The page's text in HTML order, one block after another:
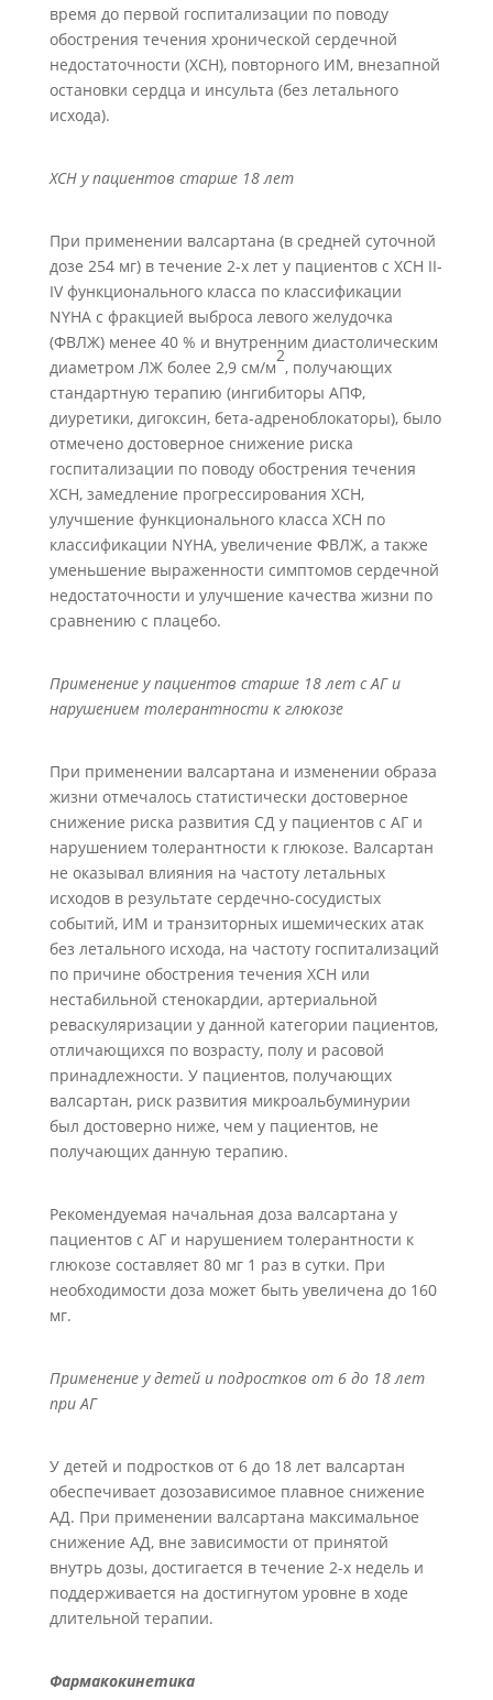
время до первой госпитализации по поводу
обострения течения хронической сердечной
недостаточности (ХСН), повторного ИМ, внезапной
остановки сердца и инсульта (без летального
исхода).
ХСН у пациентов старше 18 лет
При применении валсартана (в средней суточной
дозе 254 мг) в течение 2-х лет у пациентов с ХСН II-
IV функционального класса по классификации
NYHA с фракцией выброса левого желудочка
(ФВЛЖ) менее 40 % и внутренним диастолическим
диаметром ЛЖ более 2,9 см/м
2
, получающих
стандартную терапию (ингибиторы АПФ,
диуретики, дигоксин, бета-адреноблокаторы), было
отмечено достоверное снижение риска
госпитализации по поводу обострения течения
ХСН, замедление прогрессирования ХСН,
улучшение функционального класса ХСН по
классификации NYHA, увеличение ФВЛЖ, а также
уменьшение выраженности симптомов сердечной
недостаточности и улучшение качества жизни по
сравнению с плацебо.
Применение у пациентов старше 18 лет с АГ и
нарушением толерантности к глюкозе
При применении валсартана и изменении образа
жизни отмечалось статистически достоверное
снижение риска развития СД у пациентов с АГ и
нарушением толерантности к глюкозе. Валсартан
не оказывал влияния на частоту летальных
исходов в результате сердечно-сосудистых
событий, ИМ и транзиторных ишемических атак
без летального исхода, на частоту госпитализаций
по причине обострения течения ХСН или
нестабильной стенокардии, артериальной
реваскуляризации у данной категории пациентов,
отличающихся по возрасту, полу и расовой
принадлежности. У пациентов, получающих
валсартан, риск развития микроальбуминурии
был достоверно ниже, чем у пациентов, не
получающих данную терапию.
Рекомендуемая начальная доза валсартана у
пациентов с АГ и нарушением толерантности к
глюкозе составляет 80 мг 1 раз в сутки. При
необходимости доза может быть увеличена до 160
мг.
Применение у детей и подростков от 6 до 18 лет
при АГ
У детей и подростков от 6 до 18 лет валсартан
обеспечивает дозозависимое плавное снижение
АД. При применении валсартана максимальное
снижение АД, вне зависимости от принятой
внутрь дозы, достигается в течение 2-х недель и
поддерживается на достигнутом уровне в ходе
длительной терапии.
Фармакокинетика